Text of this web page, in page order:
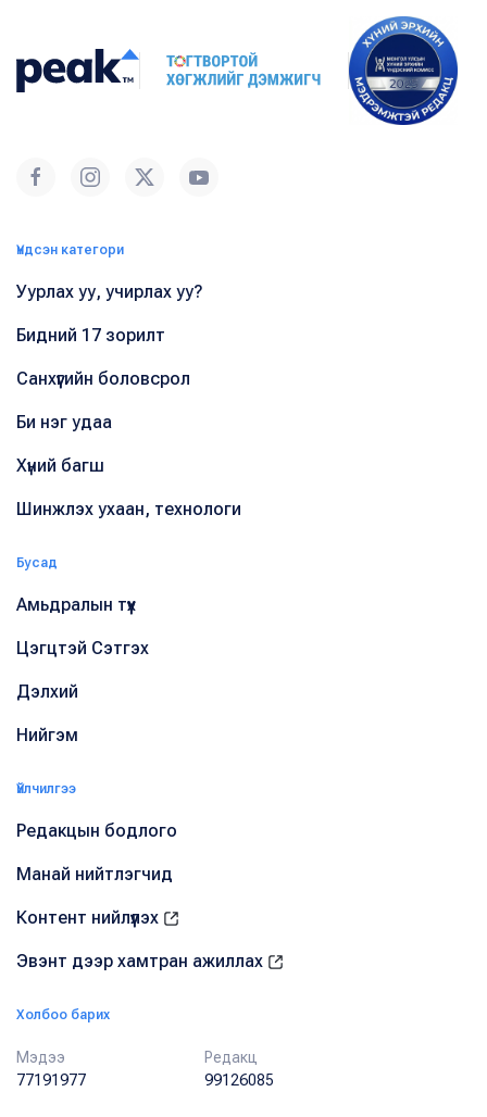
Үндсэн категори
Уурлах уу, учирлах уу?
Бидний 17 зорилт
Санхүүгийн боловсрол
Би нэг удаа
Хүний багш
Шинжлэх ухаан, технологи
Бусад
Амьдралын түүх
Цэгцтэй Сэтгэх
Дэлхий
Нийгэм
Үйлчилгээ
Редакцын бодлого
Манай нийтлэгчид
Контент нийлүүлэх
Эвэнт дээр хамтран ажиллах
Холбоо барих
Мэдээ
77191977
Редакц
99126085